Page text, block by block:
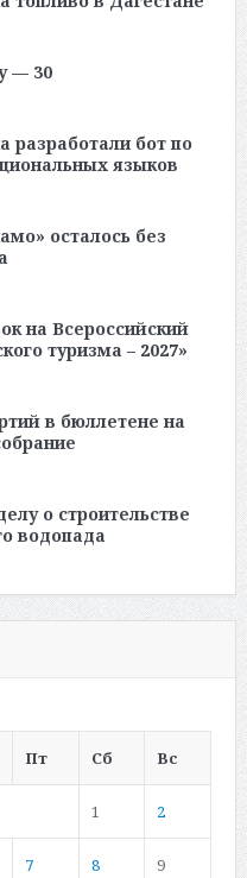
— 30
разработали бот по
языков
осталось без
на Всероссийский
туризма – 2027»
в бюллетене на
о строительстве
водопада
Пт Сб Вс
1 2
7 8 9